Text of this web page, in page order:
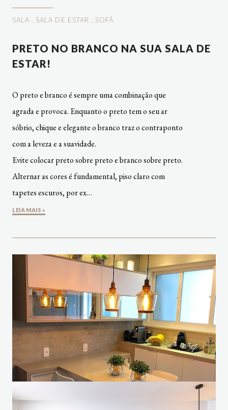
SALA SALA DE ESTAR SOFÁ
PRETO NO BRANCO NA SUA SALA DE
ESTAR!
O preto e branco é sempre uma combinação que
agrada e provoca. Enquanto o preto tem o seu ar
sóbrio, chique e elegante o branco traz o contraponto
com a leveza e a suavidade.
Evite colocar preto sobre preto e branco sobre preto.
Alternar as cores é fundamental, piso claro com
tapetes escuros, por ex…
LEIA MAIS »